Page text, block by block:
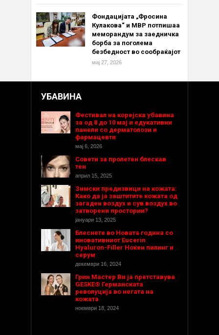
Фондацијата „Фросина
Кулакова“ и МВР потпишаа
меморандум за заедничка
борба за поголема
безбедност во сообраќајот
мај 27, 2026
УБАВИНА
Фестивал на корејска убавина
за од 8 до 10 мај и едукативни
панели со дерматолози и
фармацевти
мај 6, 2026
Совети за пролетен блескав
тен
април 15, 2025
Зимски предизвици на кожата:
Како да ја заштитите кожата од
загаден воздух и сув воздух во
затворени простории?
јануари 13, 2025
Блеснете во Новата година со
иновативниот Eucerin
Hyaluron-Filler Ноќен пилинг и
серум
декември 16, 2024
Грин Мастер Ви ја претставува
GESKE® Германската
револуција во негата на
кожата
ноември 18, 2024